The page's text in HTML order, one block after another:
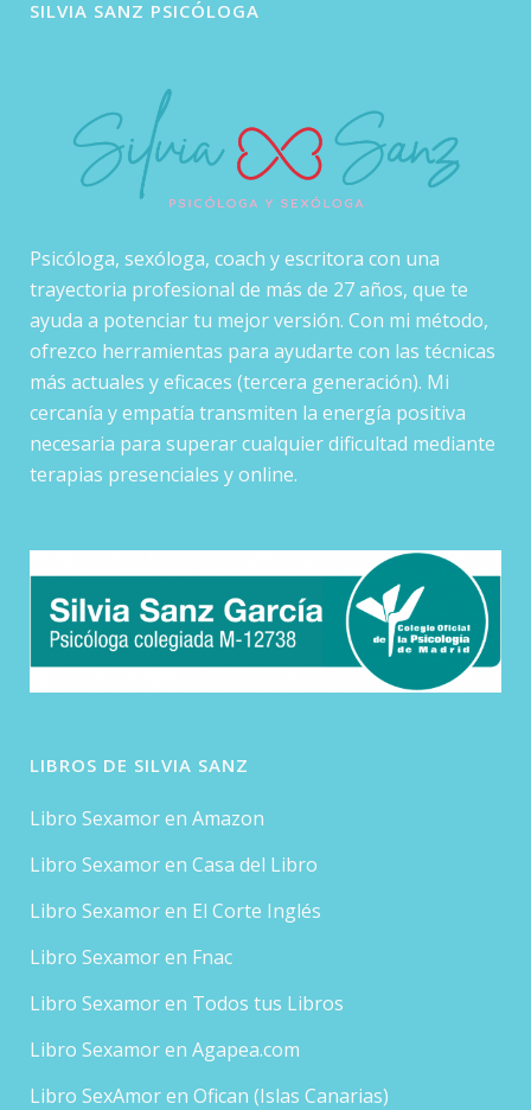
SILVIA SANZ PSICÓLOGA
Psicóloga, sexóloga, coach y escritora con una
trayectoria profesional de más de 27 años, que te
ayuda a potenciar tu mejor versión. Con mi método,
ofrezco herramientas para ayudarte con las técnicas
más actuales y eficaces (tercera generación). Mi
cercanía y empatía transmiten la energía positiva
necesaria para superar cualquier dificultad mediante
terapias presenciales y online.
LIBROS DE SILVIA SANZ
Libro Sexamor en Amazon
Libro Sexamor en Casa del Libro
Libro Sexamor en El Corte Inglés
Libro Sexamor en Fnac
Libro Sexamor en Todos tus Libros
Libro Sexamor en Agapea.com
Libro SexAmor en Ofican (Islas Canarias)